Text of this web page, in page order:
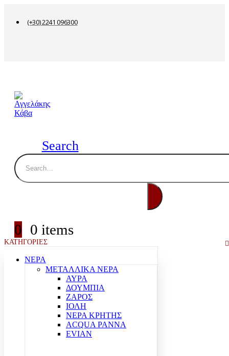
(+30) 2241 096300
Search
0 0 items
ΚΑΤΗΓΟΡΙΕΣ
ΝΕΡΑ
ΜΕΤΑΛΛΙΚΑ ΝΕΡΑ
ΑΥΡΑ
ΔΟΥΜΠΙΑ
ΖΑΡΟΣ
ΙΟΛΗ
ΝΕΡΑ ΚΡΗΤΗΣ
ACQUA PANNA
EVIAN